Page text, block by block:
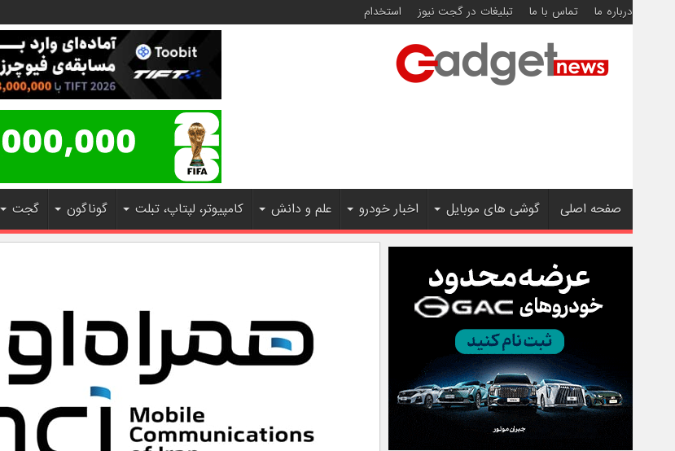
درباره ما تماس با ما تبلیغات در گجت نیوز استخدام
صفحه اصلی گوشی های موبایل اخبار خودرو علم و دانش کامپیوتر، لپتاپ، تبلت گوناگون گجت